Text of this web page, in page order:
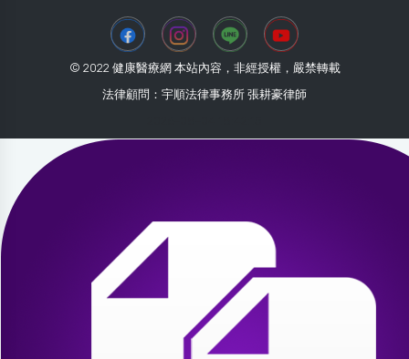
© 2022 健康醫療網 本站內容，非經授權，嚴禁轉載
法律顧問：宇順法律事務所 張耕豪律師